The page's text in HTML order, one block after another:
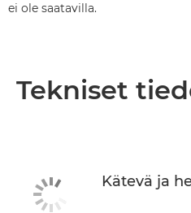
ei ole saatavilla.
Tekniset
Kätevä ja